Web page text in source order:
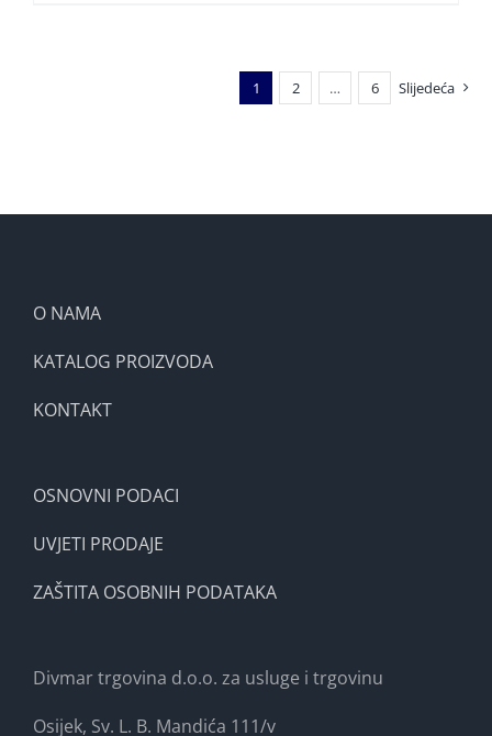
1 2 … 6 Slijedeća
O NAMA
KATALOG PROIZVODA
KONTAKT
OSNOVNI PODACI
UVJETI PRODAJE
ZAŠTITA OSOBNIH PODATAKA
Divmar trgovina d.o.o. za usluge i trgovinu
Osijek, Sv. L. B. Mandića 111/v